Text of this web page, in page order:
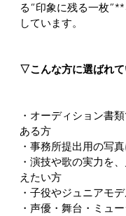
る“印象に残る一枚
しています。
▽こんな方に選ばれ
・オーディション書
ある方
・事務所提出用の写
・演技や歌の実力を
えたい方
・子役やジュニアモ
・声優・舞台・ミュ